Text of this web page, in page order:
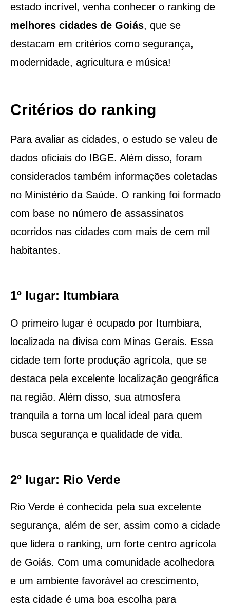
estado incrível, venha conhecer o ranking de
melhores cidades de Goiás, que se
destacam em critérios como segurança,
modernidade, agricultura e música!
Critérios do ranking
Para avaliar as cidades, o estudo se valeu de
dados oficiais do IBGE. Além disso, foram
considerados também informações coletadas
no Ministério da Saúde. O ranking foi formado
com base no número de assassinatos
ocorridos nas cidades com mais de cem mil
habitantes.
1º lugar: Itumbiara
O primeiro lugar é ocupado por Itumbiara,
localizada na divisa com Minas Gerais. Essa
cidade tem forte produção agrícola, que se
destaca pela excelente localização geográfica
na região. Além disso, sua atmosfera
tranquila a torna um local ideal para quem
busca segurança e qualidade de vida.
2º lugar: Rio Verde
Rio Verde é conhecida pela sua excelente
segurança, além de ser, assim como a cidade
que lidera o ranking, um forte centro agrícola
de Goiás. Com uma comunidade acolhedora
e um ambiente favorável ao crescimento,
esta cidade é uma boa escolha para